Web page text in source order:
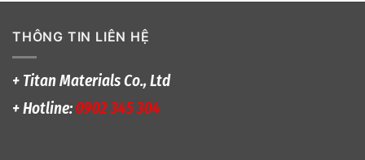
THÔNG TIN LIÊN HỆ
+ Titan Materials Co., Ltd
+ Hotline:0902 345 304